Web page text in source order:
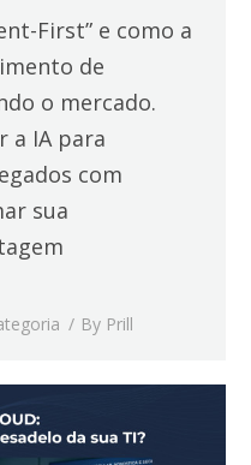
First” e como a
de
o mercado.
a IA para
com
sua
By Prill